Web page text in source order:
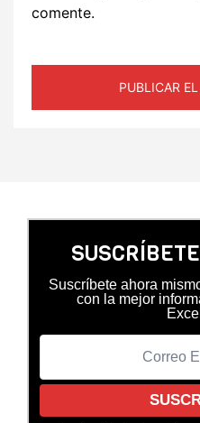
comente.
Suscríbete ahora
con la mejor